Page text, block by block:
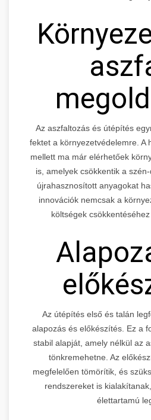
Az aszfaltozás és útépítés
fektet a környezetvédelemre. A
mellett ma már elérhetőek
is, amelyek csökkentik a
újrahasznosított anyagokat
innovációk nemcsak a
költségek
Az útépítés első és talán
alapozás és előkészítés. Ez a
stabil alapját, amely nélkül az
tönkremehetne. Az
megfelelően tömörítik, és
rendszereket is
élettartamú